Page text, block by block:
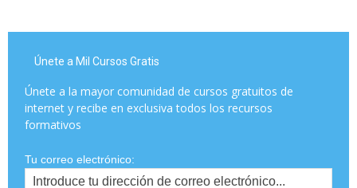
Únete a Mil Cursos Gratis
Únete a la mayor comunidad de cursos gratuitos de
internet y recibe en exclusiva todos los recursos
formativos
Tu correo electrónico: